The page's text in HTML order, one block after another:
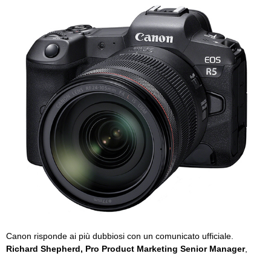
Canon risponde ai più dubbiosi con un comunicato ufficiale.
Richard Shepherd, Pro Product Marketing Senior Manager,